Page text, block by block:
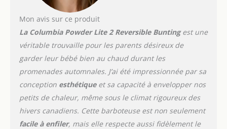
Mon avis sur ce produit
La Columbia Powder Lite 2 Reversible Buntingest une
véritable trouvaille pour les parents désireux de
garder leur bébé bien au chaud durant les
promenades automnales. J’ai été impressionnée par sa
conception esthétiqueet sa capacité à envelopper nos
petits de chaleur, même sous le climat rigoureux des
hivers canadiens. Cette barboteuse est non seulement
facile à enfiler, mais elle respecte aussi fidèlement le